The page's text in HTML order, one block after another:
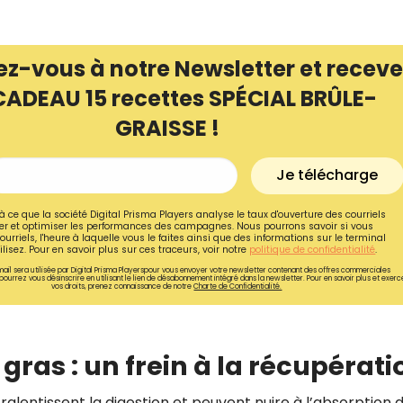
vous à notre Newsletter et
15 recettes SPÉCIAL BRÛLE-
GRAISSE !
Je télécharge
ce que la société Digital Prisma Players analyse le taux d'ouverture des courriels
et optimiser les performances des campagnes. Nous pourrons savoir si vous
l'heure à laquelle vous le faites ainsi que des informations sur le terminal
Pour en savoir plus sur ces traceurs, voir notre politique de confidentialité.
sera utilisée par Digital Prisma Playerspour vous envoyer votre newsletter contenant des offres commerciales
vous désinscrire en utilisant le lien de désabonnement intégré dans la newsletter. Pour en savoir plus et
vos droits, prenez connaissance de notreCharte de Confidentialité.
: un frein à la
Recevez gratuitement
!
Ainsi que la newsletter